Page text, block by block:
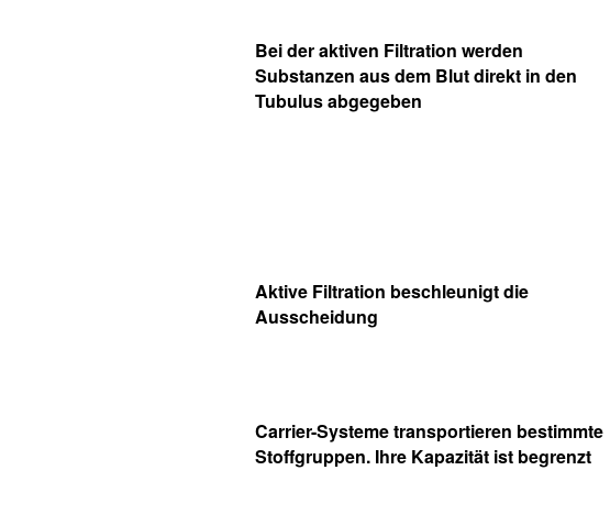
Bei der aktiven Filtration werden
Substanzen aus dem Blut direkt in den
Tubulus abgegeben
Aktive Filtration beschleunigt die
Ausscheidung
Carrier-Systeme transportieren bestimmte
Stoffgruppen. Ihre Kapazität ist begrenzt